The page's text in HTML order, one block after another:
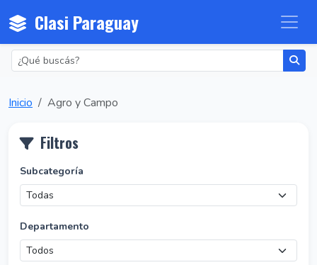
Clasi Paraguay
Inicio Agro y Campo
Filtros
Subcategoría
Departamento